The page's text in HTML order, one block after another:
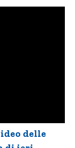
delle